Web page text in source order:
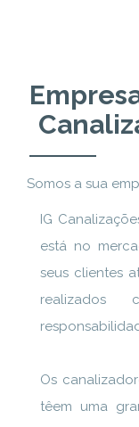
Somos a sua
IG
está no
seus clientes
realizados
Os
têem uma